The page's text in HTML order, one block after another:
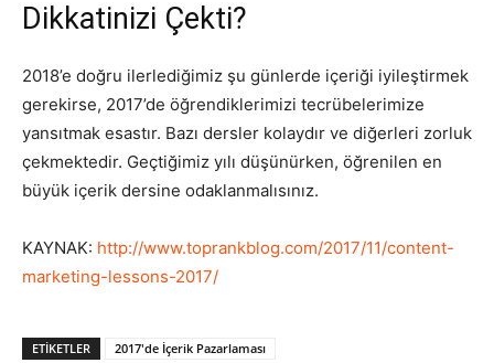
Dikkatinizi Çekti?
2018’e doğru ilerlediğimiz şu günlerde içeriği iyileştirmek
gerekirse, 2017’de öğrendiklerimizi tecrübelerimize
yansıtmak esastır. Bazı dersler kolaydır ve diğerleri zorluk
çekmektedir. Geçtiğimiz yılı düşünürken, öğrenilen en
büyük içerik dersine odaklanmalısınız.
KAYNAK: http://www.toprankblog.com/2017/11/content-
marketing-lessons-2017/
ETIKETLER
2017'de İçerik Pazarlaması